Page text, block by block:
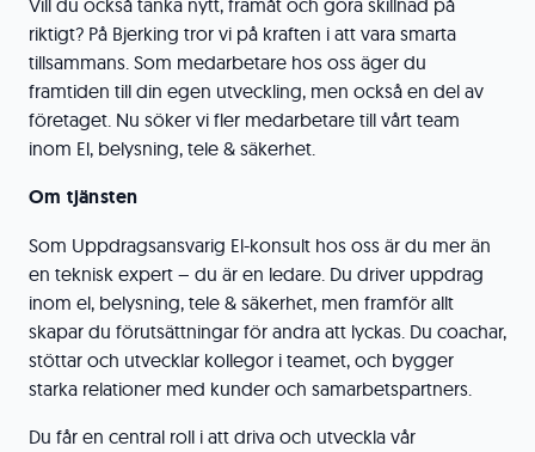
Vill du också tänka nytt, framåt och göra skillnad på
riktigt? På Bjerking tror vi på kraften i att vara smarta
tillsammans. Som medarbetare hos oss äger du
framtiden till din egen utveckling, men också en del av
företaget. Nu söker vi fler medarbetare till vårt team
inom El, belysning, tele & säkerhet.
Om tjänsten
Som Uppdragsansvarig El-konsult hos oss är du mer än
en teknisk expert – du är en ledare. Du driver uppdrag
inom el, belysning, tele & säkerhet, men framför allt
skapar du förutsättningar för andra att lyckas. Du coachar,
stöttar och utvecklar kollegor i teamet, och bygger
starka relationer med kunder och samarbetspartners.
Du får en central roll i att driva och utveckla vår